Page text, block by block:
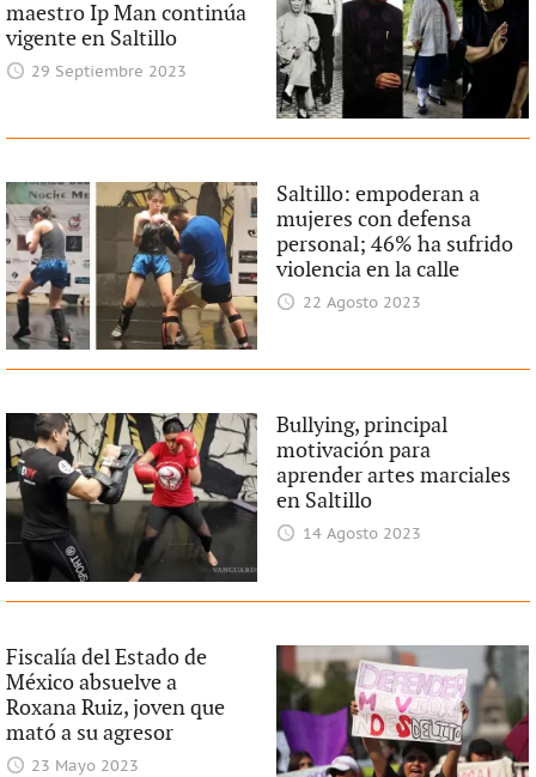
maestro Ip Man continúa
vigente en Saltillo
29 Septiembre 2023
Saltillo: empoderan a
mujeres con defensa
personal; 46% ha sufrido
violencia en la calle
22 Agosto 2023
Bullying, principal
motivación para
aprender artes marciales
en Saltillo
14 Agosto 2023
Fiscalía del Estado de
México absuelve a
Roxana Ruiz, joven que
mató a su agresor
23 Mayo 2023